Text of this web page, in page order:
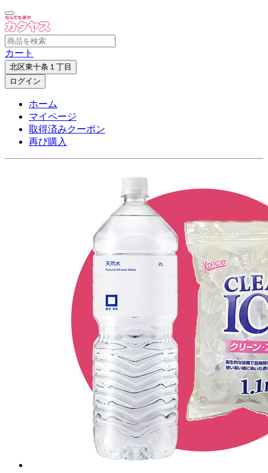
カート
北区東十条１丁目
ログイン
ホーム
マイページ
取得済みクーポン
再び購入